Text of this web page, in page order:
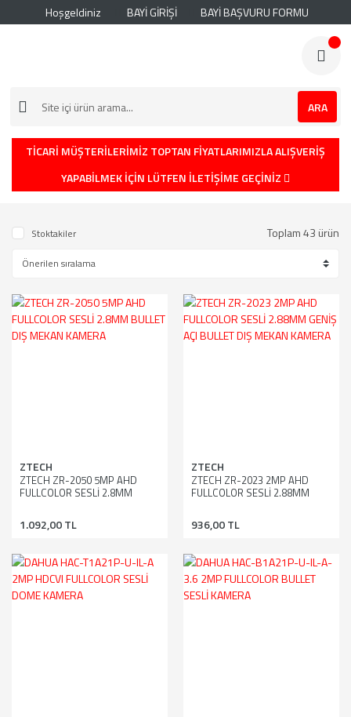
Hoşgeldiniz BAYİ GİRİŞİ BAYİ BAŞVURU FORMU
ARA
TİCARİ MÜŞTERİLERİMİZ TOPTAN FİYATLARIMIZLA ALIŞVERİŞ
YAPABİLMEK İÇİN LÜTFEN İLETİŞİME GEÇİNİZ
Stoktakiler Toplam 43 ürün
ZTECH
ZTECH ZR-2050 5MP AHD
FULLCOLOR SESLİ 2.8MM
1.092,00 TL
ZTECH
ZTECH ZR-2023 2MP AHD
FULLCOLOR SESLİ 2.88MM
KAMERA
936,00 TL